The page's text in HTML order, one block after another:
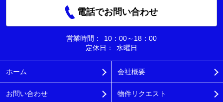
電話でお問い合わせ
営業時間：
10：00～18：00
定休日：
水曜日
ホーム 会社概要
お問い合わせ 物件リクエスト